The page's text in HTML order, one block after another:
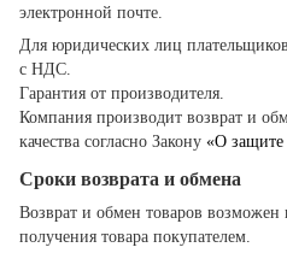
электронной почте.
Для юридических лиц
с НДС.
Гарантия от производителя.
Компания производит возврат и
качества согласно Закону «О защите
Сроки возврата и обмена
Возврат и обмен товаров возможен
получения товара покупателем.